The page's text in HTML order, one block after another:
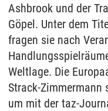
Ashbrook und der
Göpel. Unter dem
fragen sie nach
Weltlage. Die
Strack-
um mit der taz-